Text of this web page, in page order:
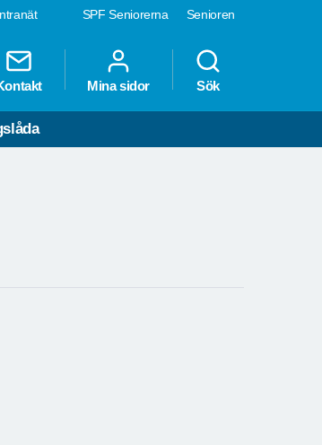
SPF Seniorerna Senioren
Mina sidor Sök